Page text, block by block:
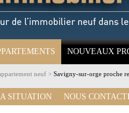
NOUVEAUX
neuf > Savigny-sur-orge proche
SITUATION NOUS